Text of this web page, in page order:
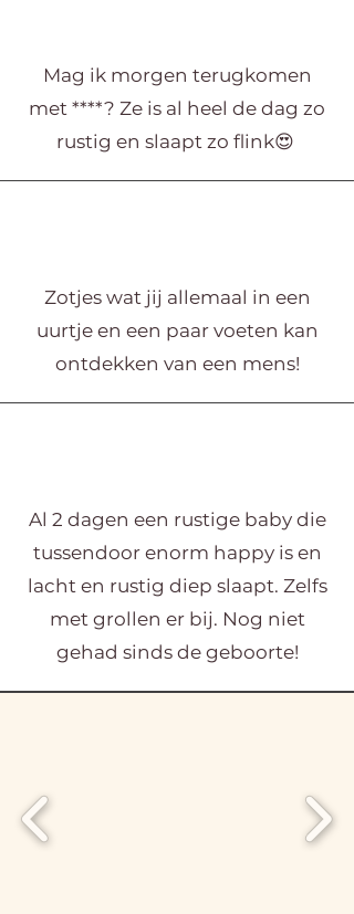
Mag ik morgen terugkomen
met ****? Ze is al heel de dag zo
rustig en slaapt zo flink😍
Zotjes wat jij allemaal in een
uurtje en een paar voeten kan
ontdekken van een mens!
Al 2 dagen een rustige baby die
tussendoor enorm happy is en
lacht en rustig diep slaapt. Zelfs
met grollen er bij. Nog niet
gehad sinds de geboorte!